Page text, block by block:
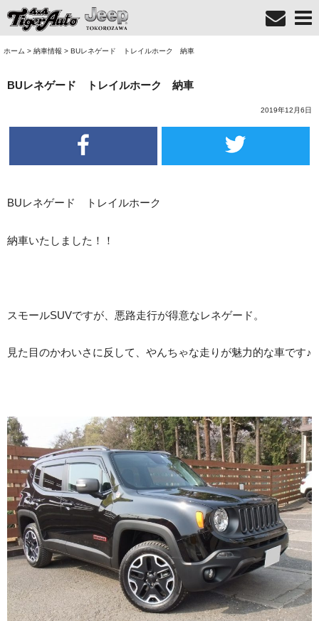
ホーム > 納車情報 > BUレネゲード トレイルホーク 納車
BUレネゲード トレイルホーク 納車
2019年12月6日
BUレネゲード トレイルホーク
納車いたしました！！
スモールSUVですが、悪路走行が得意なレネゲード。
見た目のかわいさに反して、やんちゃな走りが魅力的な車です♪